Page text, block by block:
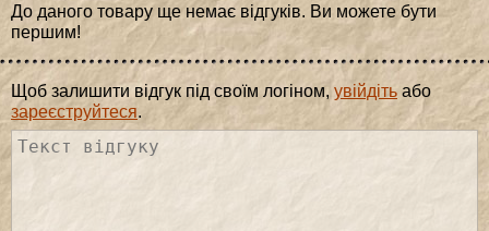
До даного товару ще немає відгуків. Ви можете бути
першим!
Щоб залишити відгук під своїм логіном, увійдіть або
зареєструйтеся.